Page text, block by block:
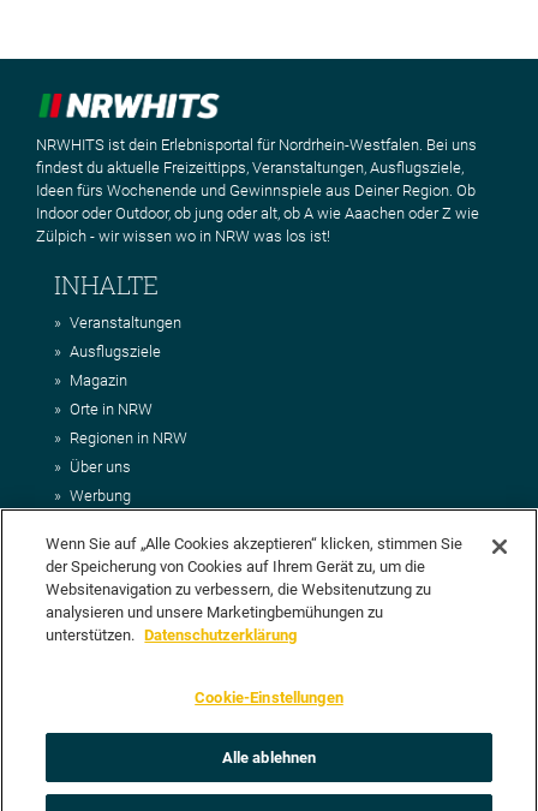
NRWHITS ist dein Erlebnisportal für Nordrhein-Westfalen. Bei uns
findest du aktuelle Freizeittipps, Veranstaltungen, Ausflugsziele,
Ideen fürs Wochenende und Gewinnspiele aus Deiner Region. Ob
Indoor oder Outdoor, ob jung oder alt, ob A wie Aaachen oder Z wie
Zülpich - wir wissen wo in NRW was los ist!
INHALTE
Veranstaltungen
Ausflugsziele
Magazin
Orte in NRW
Regionen in NRW
Über uns
Werbung
Impressum
AGB
Datenschutz
DEIN VORSCHLAG FÜR NRWHITS
vorschlagen? Klasse, dann nutze doch einfach
Unsere Redaktion wird Deinen Vorschlag dann so schnell wie
Wenn Sie auf „Alle Cookies akzeptieren“ klicken, stimmen Sie
der Speicherung von Cookies auf Ihrem Gerät zu, um die
Websitenavigation zu verbessern, die Websitenutzung zu
analysieren und unsere Marketingbemühungen zu
unterstützen. Datenschutzerklärung
Cookie-Einstellungen
Alle ablehnen